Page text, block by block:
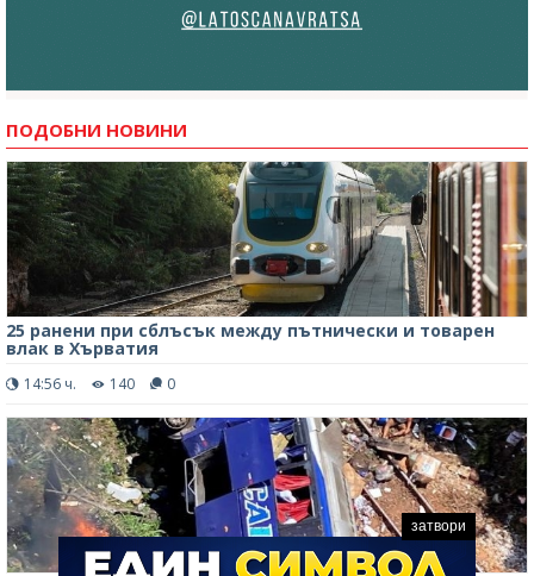
ПОДОБНИ НОВИНИ
25 ранени при сблъсък между пътнически и товарен
влак в Хърватия
14:56 ч. 140 0
затвори